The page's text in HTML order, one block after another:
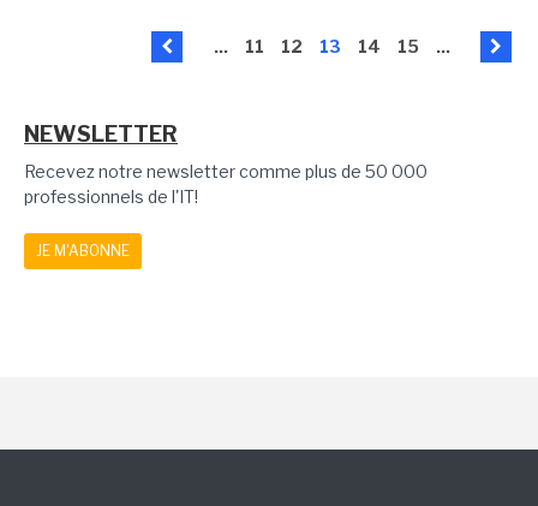
... 11 12 13 14 15 ...
NEWSLETTER
Recevez notre newsletter comme plus de 50 000
professionnels de l'IT!
JE M'ABONNE